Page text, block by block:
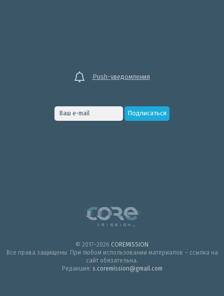
Push-уведомления
© 2017–2026 COREMISSION
Все права защищены. При любом использовании материалов – ссылка на
сайт обязательна.
Редакция: s.coremission@gmail.com